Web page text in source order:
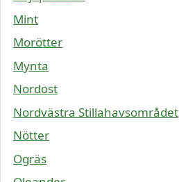
Mint
Morötter
Mynta
Nordost
Nordvästra Stillahavsområdet
Nötter
Ogräs